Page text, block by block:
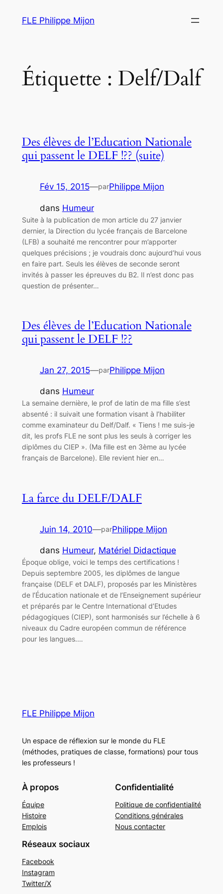
FLE Philippe Mijon
Étiquette : Delf/Dalf
Des élèves de l’Education Nationale
qui passent le DELF !?? (suite)
Fév 15, 2015—parPhilippe Mijon
dans Humeur
Suite à la publication de mon article du 27 janvier
dernier, la Direction du lycée français de Barcelone
(LFB) a souhaité me rencontrer pour m’apporter
quelques précisions ; je voudrais donc aujourd’hui vous
en faire part. Seuls les élèves de seconde seront
invités à passer les épreuves du B2. Il n’est donc pas
question de présenter…
Des élèves de l’Education Nationale
qui passent le DELF !??
Jan 27, 2015—parPhilippe Mijon
dans Humeur
La semaine dernière, le prof de latin de ma fille s’est
absenté : il suivait une formation visant à l’habiliter
comme examinateur du Delf/Dalf. « Tiens ! me suis-je
dit, les profs FLE ne sont plus les seuls à corriger les
diplômes du CIEP ». (Ma fille est en 3ème au lycée
français de Barcelone). Elle revient hier en…
La farce du DELF/DALF
Juin 14, 2010—parPhilippe Mijon
dans Humeur, Matériel Didactique
Époque oblige, voici le temps des certifications !
Depuis septembre 2005, les diplômes de langue
française (DELF et DALF), proposés par les Ministères
de l’Éducation nationale et de l’Enseignement supérieur
et préparés par le Centre International d’Etudes
pédagogiques (CIEP), sont harmonisés sur l’échelle à 6
niveaux du Cadre européen commun de référence
pour les langues.…
FLE Philippe Mijon
Un espace de réflexion sur le monde du FLE
(méthodes, pratiques de classe, formations) pour tous
les professeurs !
À propos
Équipe
Histoire
Emplois
Confidentialité
Politique de confidentialité
Conditions générales
Nous contacter
Réseaux sociaux
Facebook
Instagram
Twitter/X